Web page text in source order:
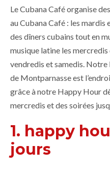
Le Cubana Café organise
au Cubana Café : les mardis
des dîners cubains tout en
musique latine les
vendredis et samedis.
de Montparnasse est
grâce à notre Happy Hour
mercredis et des soirées
1. happy
jours